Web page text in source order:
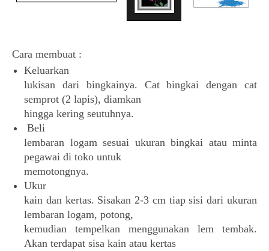
Cara membuat :
Keluarkan
lukisan dari bingkainya. Cat bingkai dengan cat
semprot (2 lapis), diamkan
hingga kering seutuhnya.
Beli
lembaran logam sesuai ukuran bingkai atau minta
pegawai di toko untuk
memotongnya.
Ukur
kain dan kertas. Sisakan 2-3 cm tiap sisi dari ukuran
lembaran logam, potong,
kemudian tempelkan menggunakan lem tembak.
Akan terdapat sisa kain atau kertas